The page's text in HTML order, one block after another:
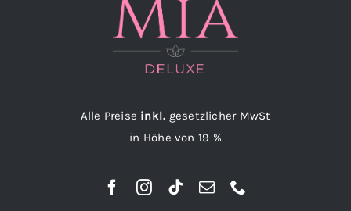
Alle Preise inkl. gesetzlicher MwSt
in Höhe von 19 %